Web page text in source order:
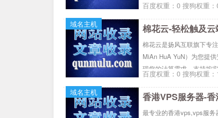
百度权重：0 搜狗权重
域名主机
棉花云-轻松触及
棉花云是扬风互联旗下专
MiAn HuA YuN）为您提
现您的计算需求。支持按
百度权重：0 搜狗权重
域名主机
香港VPS服务器-
最专业的香港vps,vps服